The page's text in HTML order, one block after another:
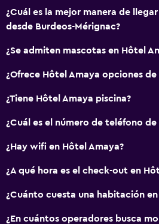
¿Cuál es la mejor manera de
desde Burdeos-Mérignac?
¿Se admiten mascotas en Hôtel
¿Ofrece Hôtel Amaya opciones de
¿Tiene Hôtel Amaya piscina?
¿Cuál es el número de teléfono
¿Hay wifi en Hôtel Amaya?
¿A qué hora es el check-out en
¿Cuánto cuesta una habitación
¿En cuántos operadores busca